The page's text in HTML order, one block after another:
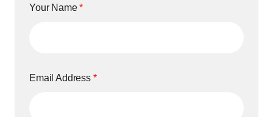
Your Name*
Email Address *